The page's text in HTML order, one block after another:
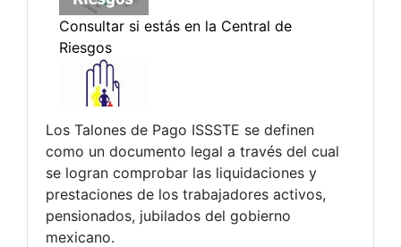
Los Talones de Pago ISSSTE se definen
como un documento legal a través del cual
se logran comprobar las liquidaciones y
prestaciones de los trabajadores activos,
pensionados, jubilados del gobierno
mexicano.